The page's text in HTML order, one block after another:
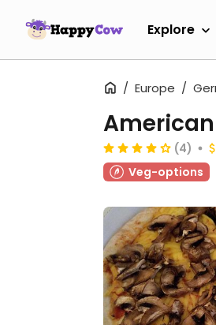
Explore
Europe
(4)
Veg-options